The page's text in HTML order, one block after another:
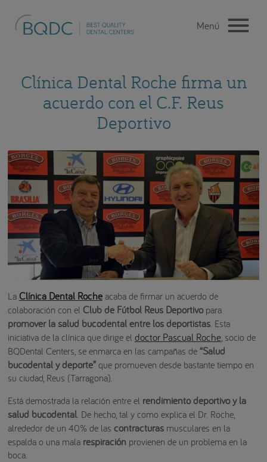
Clínica Dental Roche firma un
acuerdo con el C.F. Reus
Deportivo
La Clínica Dental Rocheacaba de firmar un acuerdo de
colaboración con el Club de Fútbol Reus Deportivopara
promover la salud bucodental entre los deportistas. Esta
iniciativa de la clínica que dirige el doctor Pascual Roche, socio de
BQDental Centers, se enmarca en las campañas de “Salud
bucodental y deporte”que promueven desde bastante tiempo en
su ciudad, Reus (Tarragona).
Está demostrada la relación entre el rendimiento deportivo y la
salud bucodental. De hecho, tal y como explica el Dr. Roche,
alrededor de un 40% de las contracturasmusculares en la
espalda o una mala respiración provienen de un problema en la
boca.